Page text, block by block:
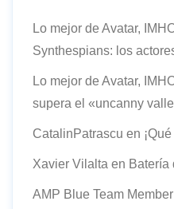
Lo mejor de Avatar,
Synthespians: los
Lo mejor de Avatar,
supera el «uncanny
CatalinPatrascu en
Xavier Vilalta en Batería
AMP Blue Team Member